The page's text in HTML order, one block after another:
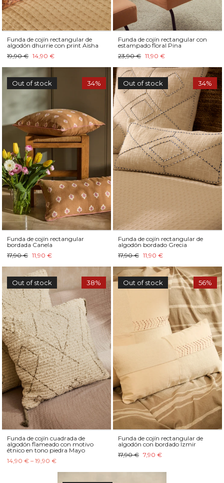
Funda de cojín rectangular de
algodón dhurrie con print Aisha
19,90 € 14,90 €
Funda de cojín rectangular con
estampado floral Pina
23,90 € 11,90 €
Out of stock 34%
Funda de cojín rectangular
bordada Canela
17,90 € 11,90 €
Out of stock 34%
Funda de cojín rectangular de
algodón bordado Grecia
17,90 € 11,90 €
Out of stock 38%
Funda de cojín cuadrada de
algodón flameado con motivo
étnico en tono piedra Mayo
14,90 € – 19,90 €
Out of stock 56%
Funda de cojín rectangular de
algodón con bordado Izmir
17,90 € 7,90 €